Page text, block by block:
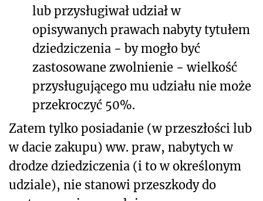
lub przysługiwał udział w
opisywanych prawach nabyty tytułem
dziedziczenia − by mogło być
zastosowane zwolnienie − wielkość
przysługującego mu udziału nie może
przekroczyć 50%.
Zatem tylko posiadanie (w przeszłości lub
w dacie zakupu) ww. praw, nabytych w
drodze dziedziczenia (i to w określonym
udziale), nie stanowi przeszkody do